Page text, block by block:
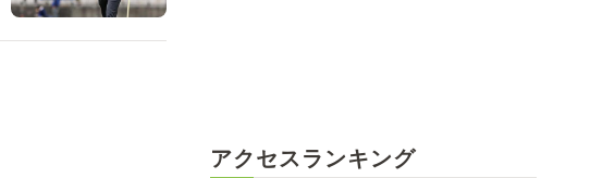
アクセスランキング